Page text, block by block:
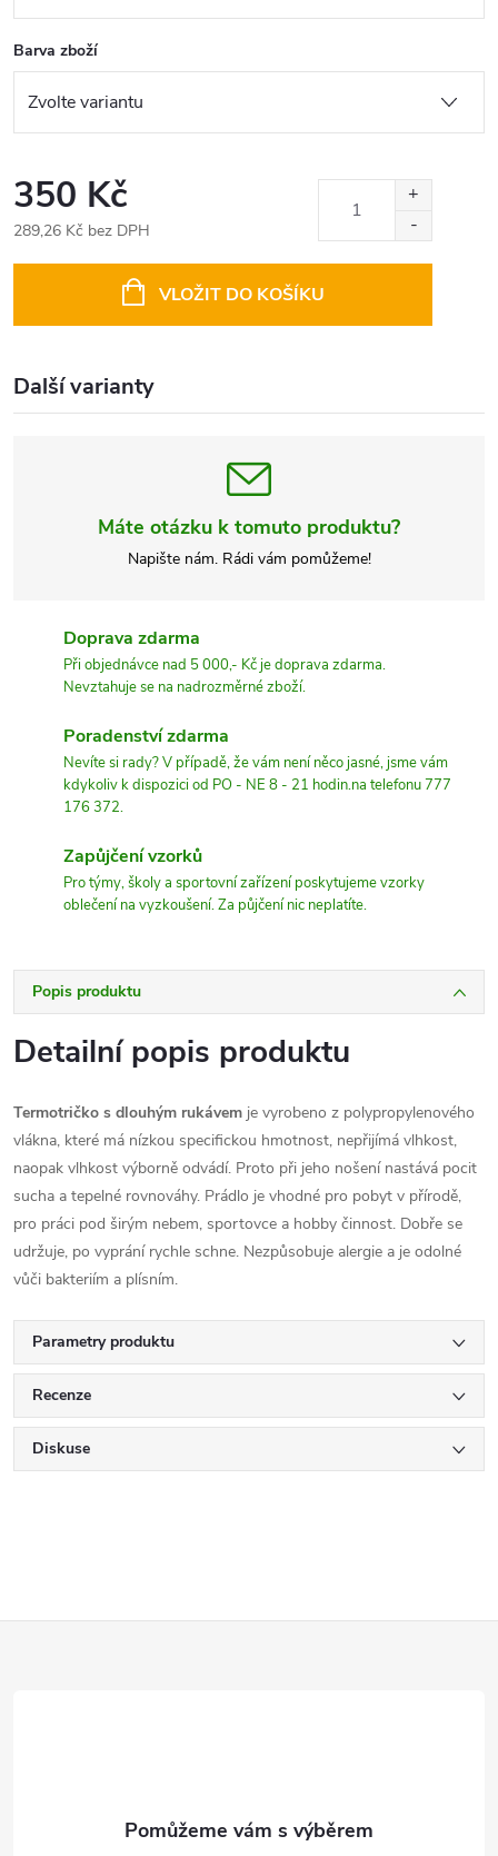
Barva zboží
350 Kč
289,26 Kč bez DPH
VLOŽIT DO KOŠÍKU
Další varianty
Máte otázku k tomuto produktu?
Napište nám. Rádi vám pomůžeme!
Doprava zdarma
Při objednávce nad 5 000,- Kč je doprava zdarma.
Nevztahuje se na nadrozměrné zboží.
Poradenství zdarma
Nevíte si rady? V případě, že vám není něco jasné, jsme vám
kdykoliv k dispozici od PO - NE 8 - 21 hodin.na telefonu 777
176 372.
Zapůjčení vzorků
Pro týmy, školy a sportovní zařízení poskytujeme vzorky
oblečení na vyzkoušení. Za půjčení nic neplatíte.
Popis produktu
Detailní popis produktu
Termotričko s dlouhým rukávem je vyrobeno z polypropylenového
vlákna, které má nízkou specifickou hmotnost, nepřijímá vlhkost,
naopak vlhkost výborně odvádí. Proto při jeho nošení nastává pocit
sucha a tepelné rovnováhy. Prádlo je vhodné pro pobyt v přírodě,
pro práci pod širým nebem, sportovce a hobby činnost. Dobře se
udržuje, po vyprání rychle schne. Nezpůsobuje alergie a je odolné
vůči bakteriím a plísním.
Parametry produktu
Recenze
Diskuse